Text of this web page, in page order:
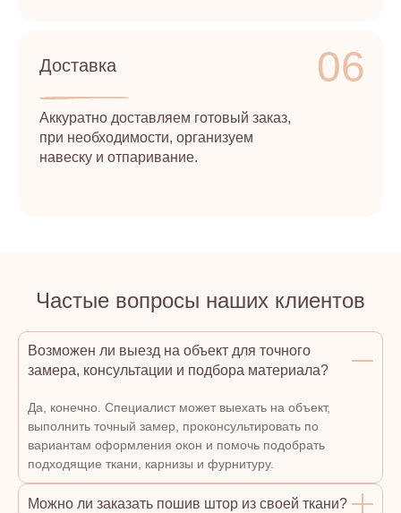
Доставка 06
Аккуратно доставляем готовый заказ,
при необходимости, организуем
навеску и отпаривание.
Частые вопросы наших клиентов
Возможен ли выезд на объект для точного
замера, консультации и подбора материала?
Да, конечно. Специалист может выехать на объект,
выполнить точный замер, проконсультировать по
вариантам оформления окон и помочь подобрать
подходящие ткани, карнизы и фурнитуру.
Можно ли заказать пошив штор из своей ткани?